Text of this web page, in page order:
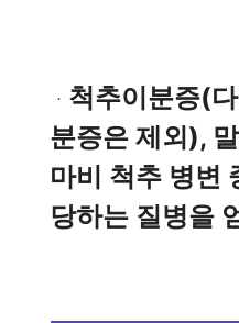
ㆍ 척추이분증(
분증은 제외),
마비 척추 병변
당하는 질병을